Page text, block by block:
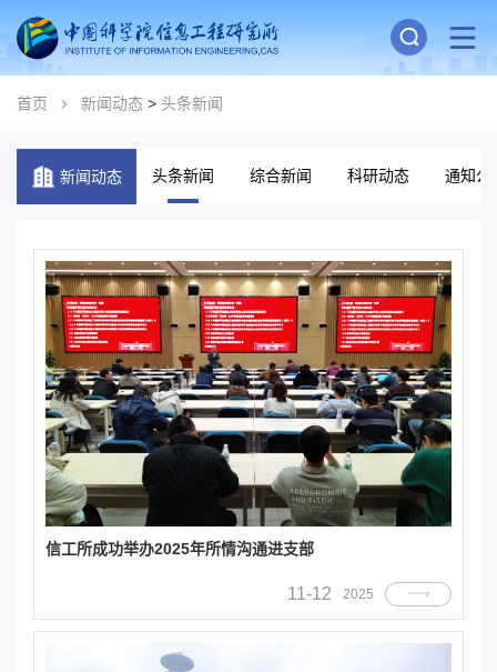
首页 新闻动态 > 头条新闻
新闻动态 头条新闻 综合新闻 科研动态 通知公
信工所成功举办2025年所情沟通进支部
11-12 2025